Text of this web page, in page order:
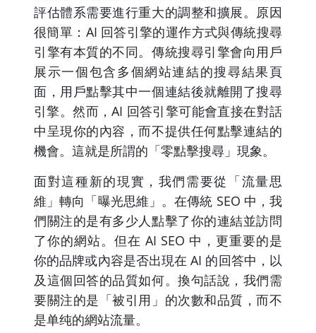
評估體系需要進行重大的調整和擴展。原因
很簡單：AI 回答引擎的運作方式與傳統搜尋
引擎有本質的不同。傳統搜尋引擎會向用戶
展示一個包含多個網站連結的搜尋結果頁
面，用戶點擊其中一個連結後就離開了搜尋
引擎。然而，AI 回答引擎可能會直接在對話
中呈現你的內容，而不提供任何點擊連結的
機會。這就是所謂的「零點擊搜尋」現象。
面對這種新的現實，我們需要從「流量思
維」轉向「曝光思維」。在傳統 SEO 中，我
們關注的是有多少人點擊了你的連結並訪問
了你的網站。但在 AI SEO 中，更重要的是
你的品牌或內容是否出現在 AI 的回答中，以
及這個回答的品質如何。換句話說，我們需
要關注的是「被引用」的次數和品質，而不
是单纯的網站流量。